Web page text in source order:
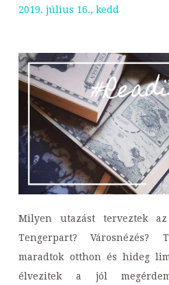
2019. július 16., kedd
Milyen utazást terveztek
Tengerpart? Városnézés?
maradtok otthon és hideg
élvezitek a jól